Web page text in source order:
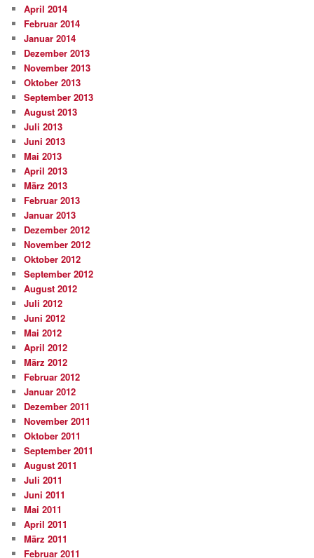
April 2014
Februar 2014
Januar 2014
Dezember 2013
November 2013
Oktober 2013
September 2013
August 2013
Juli 2013
Juni 2013
Mai 2013
April 2013
März 2013
Februar 2013
Januar 2013
Dezember 2012
November 2012
Oktober 2012
September 2012
August 2012
Juli 2012
Juni 2012
Mai 2012
April 2012
März 2012
Februar 2012
Januar 2012
Dezember 2011
November 2011
Oktober 2011
September 2011
August 2011
Juli 2011
Juni 2011
Mai 2011
April 2011
März 2011
Februar 2011